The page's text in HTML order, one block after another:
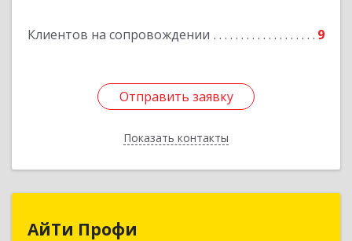
Клиентов на сопровождении 9
Отправить заявку
Показать контакты
Отправить заявку
Назад
АйТи Профи